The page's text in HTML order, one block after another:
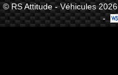
© RS Attitude - Véhicules
-